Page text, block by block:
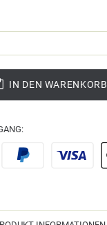
IN DEN WARENKORB